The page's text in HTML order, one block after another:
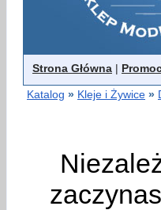
Strona Główna |
Katalog » Kleje i Żywice »